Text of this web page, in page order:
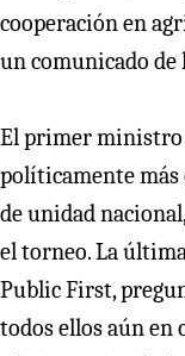
cooperación en
un comunicado
El primer ministro
políticamente más
de unidad
el torneo. La
Public First,
todos ellos aún en